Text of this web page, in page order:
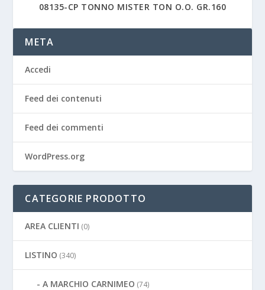
08135-CP TONNO MISTER TON O.O. GR.160
META
Accedi
Feed dei contenuti
Feed dei commenti
WordPress.org
CATEGORIE PRODOTTO
AREA CLIENTI (0)
LISTINO (340)
A MARCHIO CARNIMEO (74)